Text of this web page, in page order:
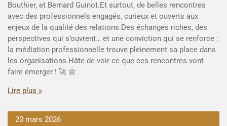
Bouthier, et Bernard Guinot.Et surtout, de belles rencontres
avec des professionnels engagés, curieux et ouverts aux
enjeux de la qualité des relations.Des échanges riches, des
perspectives qui s’ouvrent… et une conviction qui se renforce :
la médiation professionnelle trouve pleinement sa place dans
les organisations.Hâte de voir ce que ces rencontres vont
faire émerger ! 🚀 🌼
Lire plus »
20 mars 2026